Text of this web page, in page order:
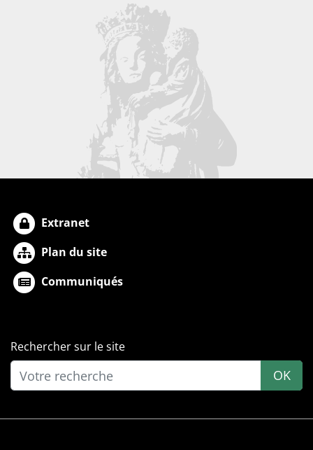
Extranet
Plan du site
Communiqués
Rechercher sur le site
OK